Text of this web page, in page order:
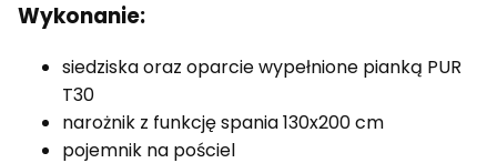
Wykonanie:
siedziska oraz oparcie wypełnione pianką PUR
T30
narożnik z funkcję spania 130x200 cm
pojemnik na pościel